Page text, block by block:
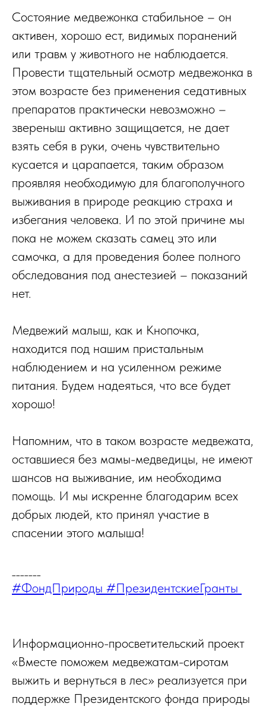
Состояние медвежонка стабильное – он
активен, хорошо ест, видимых поранений
или травм у животного не наблюдается.
Провести тщательный осмотр медвежонка в
этом возрасте без применения седативных
препаратов практически невозможно –
звереныш активно защищается, не дает
взять себя в руки, очень чувствительно
кусается и царапается, таким образом
проявляя необходимую для благополучного
выживания в природе реакцию страха и
избегания человека. И по этой причине мы
пока не можем сказать самец это или
самочка, а для проведения более полного
обследования под анестезией – показаний
нет.
Медвежий малыш, как и Кнопочка,
находится под нашим пристальным
наблюдением и на усиленном режиме
питания. Будем надеяться, что все будет
хорошо!
Напомним, что в таком возрасте медвежата,
оставшиеся без мамы-медведицы, не имеют
шансов на выживание, им необходима
помощь. И мы искренне благодарим всех
добрых людей, кто принял участие в
спасении этого малыша!
#ФондПрироды #ПрезидентскиеГранты
Информационно-просветительский проект
«Вместе поможем медвежатам-сиротам
выжить и вернуться в лес» реализуется при
поддержке Президентского фонда природы